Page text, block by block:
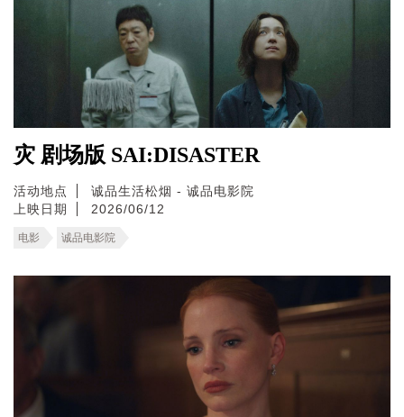
灾 剧场版 SAI:DISASTER
活动地点
诚品生活松烟 - 诚品电影院
上映日期
2026/06/12
电影 诚品电影院